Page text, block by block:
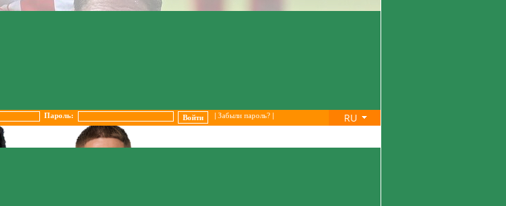
Пароль: Забыли пароль?| RU